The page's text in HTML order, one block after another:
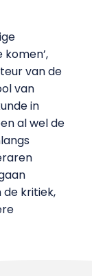
van de
van
in
al wel de
de kritiek,